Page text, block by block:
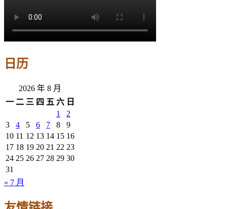
日历
2026 年 8 月
一 二 三 四 五 六 日
1
2
3
4 5 6 7 8
9
10 11 12 13 14 15 16
17 18 19 20 21 22 23
24 25 26 27 28 29 30
31
« 7 月